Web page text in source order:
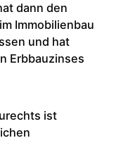
dann den
Immobilienbau
und hat
Erbbauzinses
ist